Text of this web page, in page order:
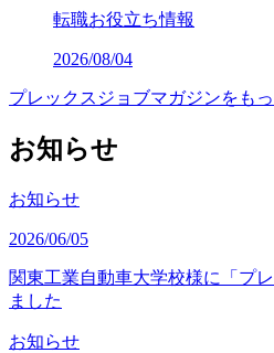
転職お役立ち情報
2026/08/04
プレックスジョブマガジンをも
お知らせ
お知らせ
2026/06/05
関東工業自動車大学校様に「プ
ました
お知らせ